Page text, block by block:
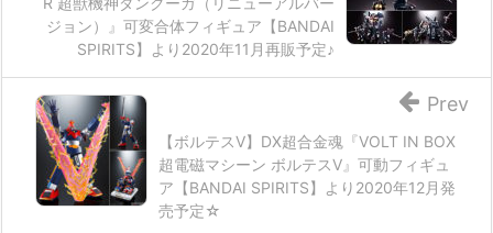
ジョン）』可変合体フィギュア【BANDAI
SPIRITS】より2020年11月再販予定♪
【ボルテスV】DX超合金魂『VOLT IN BOX
超電磁マシーン ボルテスV』可動フィギュ
ア【BANDAI SPIRITS】より2020年12月発
売予定☆
Prev